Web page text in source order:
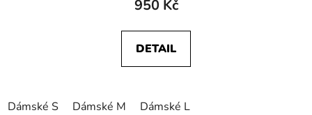
950 Kč
DETAIL
Dámské S Dámské M Dámské L